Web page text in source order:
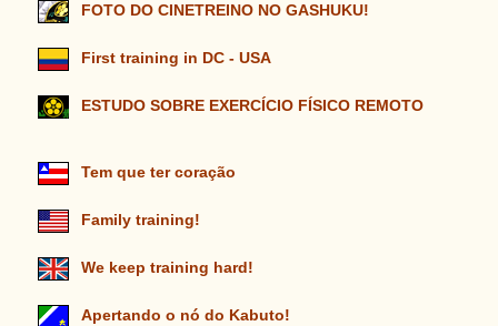
FOTO DO CINETREINO NO GASHUKU!
First training in DC - USA
ESTUDO SOBRE EXERCÍCIO FÍSICO REMOTO
Tem que ter coração
Family training!
We keep training hard!
Apertando o nó do Kabuto!